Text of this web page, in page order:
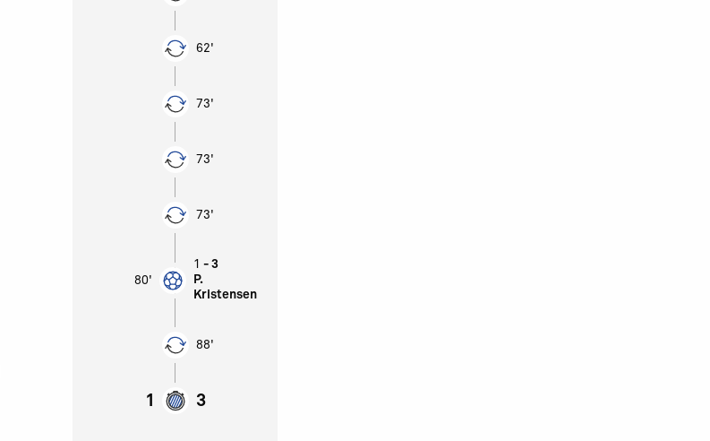
62'
73'
73'
73'
80'
1 - 3
P.
Kristensen
88'
1 3